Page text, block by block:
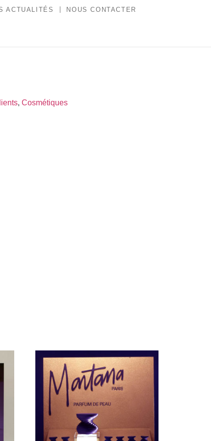
ACTUALITÉS NOUS CONTACTER
, Cosmétiques